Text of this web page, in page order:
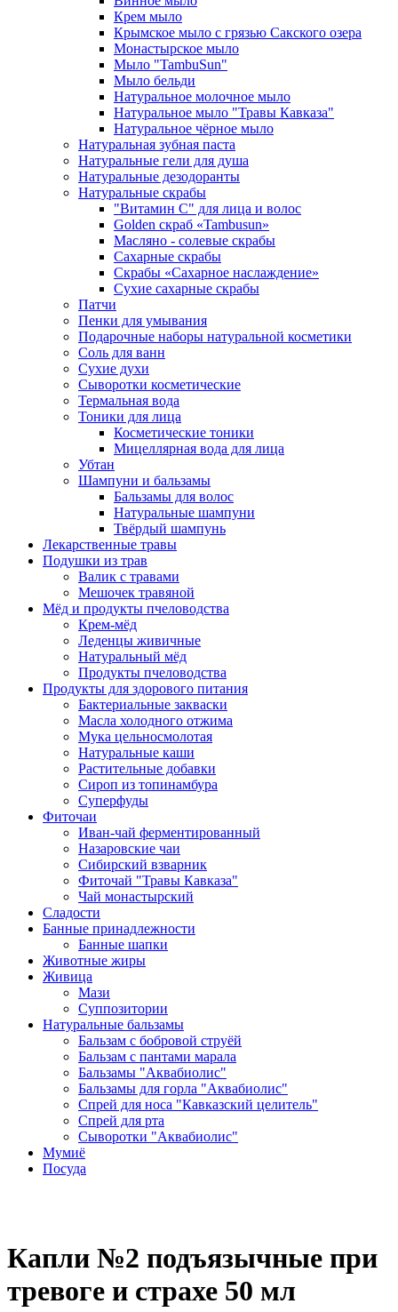
Крем мыло
Крымское мыло с грязью Сакского озера
Монастырское мыло
Мыло "TambuSun"
Мыло бельди
Натуральное молочное мыло
Натуральное мыло "Травы Кавказа"
Натуральное чёрное мыло
Натуральная зубная паста
Натуральные гели для душа
Натуральные дезодоранты
Натуральные скрабы
"Витамин С" для лица и волос
Golden скраб «Tambusun»
Масляно - солевые скрабы
Сахарные скрабы
Скрабы «Сахарное наслаждение»
Сухие сахарные скрабы
Патчи
Пенки для умывания
Подарочные наборы натуральной косметики
Соль для ванн
Сухие духи
Сыворотки косметические
Термальная вода
Тоники для лица
Косметические тоники
Мицеллярная вода для лица
Убтан
Шампуни и бальзамы
Бальзамы для волос
Натуральные шампуни
Твёрдый шампунь
Лекарственные травы
Подушки из трав
Валик с травами
Мешочек травяной
Мёд и продукты пчеловодства
Крем-мёд
Леденцы живичные
Натуральный мёд
Продукты пчеловодства
Продукты для здорового питания
Бактериальные закваски
Масла холодного отжима
Мука цельносмолотая
Натуральные каши
Растительные добавки
Сироп из топинамбура
Суперфуды
Фиточаи
Иван-чай ферментированный
Назаровские чаи
Сибирский взварник
Фиточай "Травы Кавказа"
Чай монастырский
Сладости
Банные принадлежности
Банные шапки
Животные жиры
Живица
Мази
Суппозитории
Натуральные бальзамы
Бальзам с бобровой струёй
Бальзам с пантами марала
Бальзамы "Аквабиолис"
Бальзамы для горла "Аквабиолис"
Спрей для носа "Кавказский целитель"
Спрей для рта
Сыворотки "Аквабиолис"
Мумиё
Посуда
Капли №2 подъязычные при
тревоге и страхе 50 мл